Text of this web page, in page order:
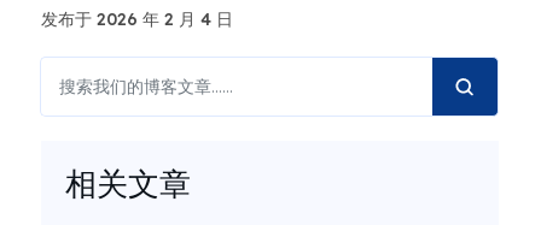
发布于 2026 年 2 月 4 日
相关文章